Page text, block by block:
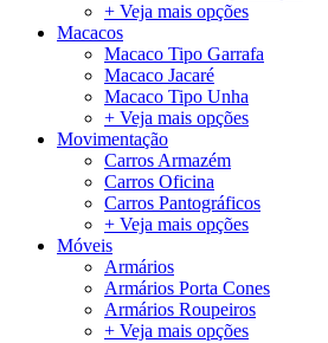
+ Veja mais opções
Macacos
Macaco Tipo Garrafa
Macaco Jacaré
Macaco Tipo Unha
+ Veja mais opções
Movimentação
Carros Armazém
Carros Oficina
Carros Pantográficos
+ Veja mais opções
Móveis
Armários
Armários Porta Cones
Armários Roupeiros
+ Veja mais opções